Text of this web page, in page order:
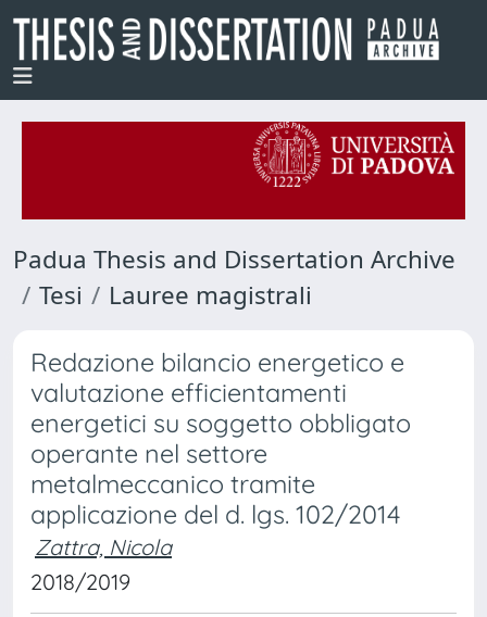
Padua Thesis and Dissertation Archive
Tesi
Lauree magistrali
Redazione bilancio energetico e
valutazione efficientamenti
energetici su soggetto obbligato
operante nel settore
metalmeccanico tramite
applicazione del d. lgs. 102/2014
Zattra, Nicola
2018/2019